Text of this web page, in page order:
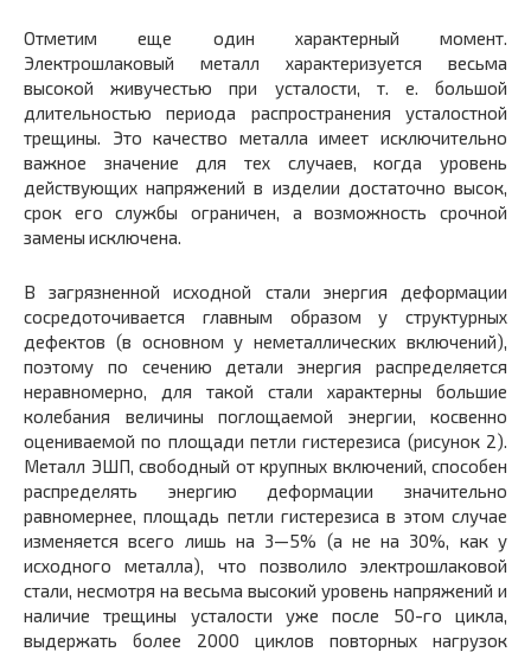
Отметим еще один характерный момент.
Электрошлаковый металл характеризуется весьма
высокой живучестью при усталости, т. е. большой
длительностью периода распространения усталостной
трещины. Это качество металла имеет исключительно
важное значение для тех случаев, когда уровень
действующих напряжений в изделии достаточно высок,
срок его службы ограничен, а возможность срочной
замены исключена.
В загрязненной исходной стали энергия деформации
сосредоточивается главным образом у структурных
дефектов (в основном у неметаллических включений),
поэтому по сечению детали энергия распределяется
неравномерно, для такой стали характерны большие
колебания величины поглощаемой энергии, косвенно
оцениваемой по площади петли гистерезиса (рисунок 2).
Металл ЭШП, свободный от крупных включений, способен
распределять энергию деформации значительно
равномернее, площадь петли гистерезиса в этом случае
изменяется всего лишь на 3—5% (а не на 30%, как у
исходного металла), что позволило электрошлаковой
стали, несмотря на весьма высокий уровень напряжений и
наличие трещины усталости уже после 50-го цикла,
выдержать более 2000 циклов повторных нагрузок